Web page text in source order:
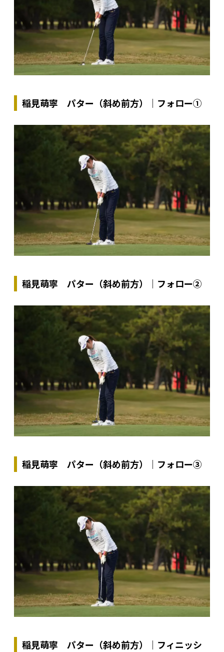
稲見萌寧 パター（斜め前方）｜フォロー①
稲見萌寧 パター（斜め前方）｜フォロー②
稲見萌寧 パター（斜め前方）｜フォロー③
稲見萌寧 パター（斜め前方）｜フィニッシ